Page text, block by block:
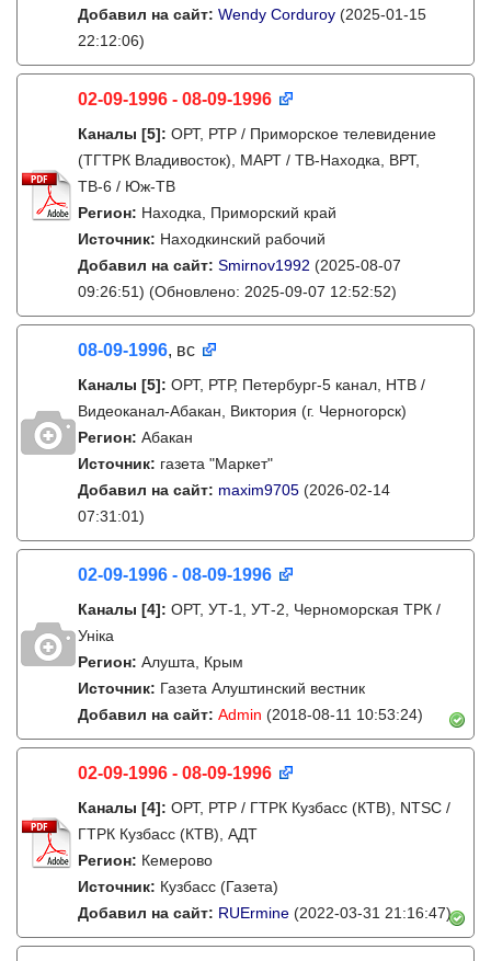
Добавил на сайт: Wendy Corduroy (2025-01-15
22:12:06)
02-09-1996 - 08-09-1996
Каналы [5]: ОРТ, РТР / Приморское телевидение
(ТГТРК Владивосток), МАРТ / ТВ-Находка, ВРТ,
ТВ-6 / Юж-ТВ
Регион: Находка, Приморский край
Источник: Находкинский рабочий
Добавил на сайт: Smirnov1992 (2025-08-07
09:26:51) (Обновлено: 2025-09-07 12:52:52)
08-09-1996, вс
Каналы [5]: ОРТ, РТР, Петербург-5 канал, НТВ /
Видеоканал-Абакан, Виктория (г. Черногорск)
Регион: Абакан
Источник: газета "Маркет"
Добавил на сайт: maxim9705 (2026-02-14
07:31:01)
02-09-1996 - 08-09-1996
Каналы [4]: ОРТ, УТ-1, УТ-2, Черноморская ТРК /
Унiка
Регион: Алушта, Крым
Источник: Газета Алуштинский вестник
Добавил на сайт: Admin (2018-08-11 10:53:24)
02-09-1996 - 08-09-1996
Каналы [4]: ОРТ, РТР / ГТРК Кузбасс (КТВ), NTSC /
ГТРК Кузбасс (КТВ), АДТ
Регион: Кемерово
Источник: Кузбасс (Газета)
Добавил на сайт: RUErmine (2022-03-31 21:16:47)